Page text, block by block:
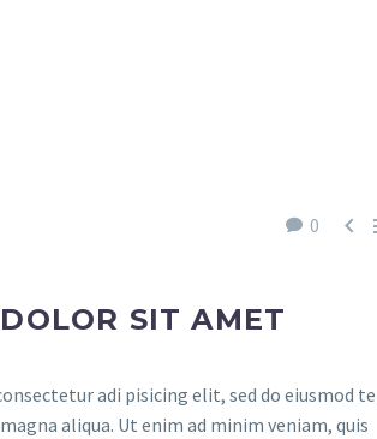
0 
SIT AMET
adi pisicing elit, sed do eiusmod
aliqua. Ut enim ad minim veniam, quis